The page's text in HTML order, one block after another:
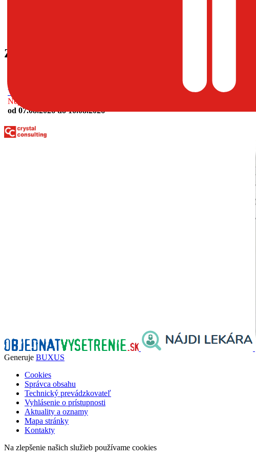
Zdravotnícke zariadenia
Všeobecná obvodná ambulancia pre dospelých, Čierne(Všeobecné lekárstvo)
Neprítomnosti:
od 07.08.2026 do 10.08.2026
Generuje BUXUS
Cookies
Správca obsahu
Technický prevádzkovateľ
Vyhlásenie o prístupnosti
Aktuality a oznamy
Mapa stránky
Kontakty
Na zlepšenie našich služieb používame cookies